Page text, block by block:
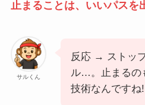
止まることは、いいパスを
サルくん
反応 → ストッ
ル…。止まるの
技術なんですね!